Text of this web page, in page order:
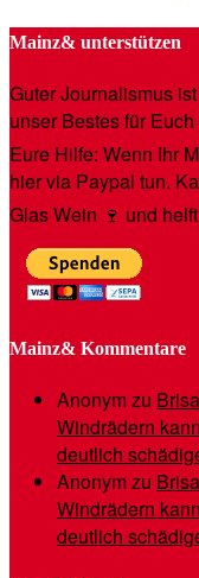
Mainz& unterstützen
Guter Journalismus
unser Bestes für
Eure Hilfe: Wenn Ihr
hier via Paypal tun.
Glas Wein 🍷 und
Mainz& Kommentare
Anonymzu
Windrädern
deutlich
Anonymzu
Windrädern
deutlich